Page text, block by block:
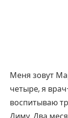
Меня зовут
четыре, я
воспитываю